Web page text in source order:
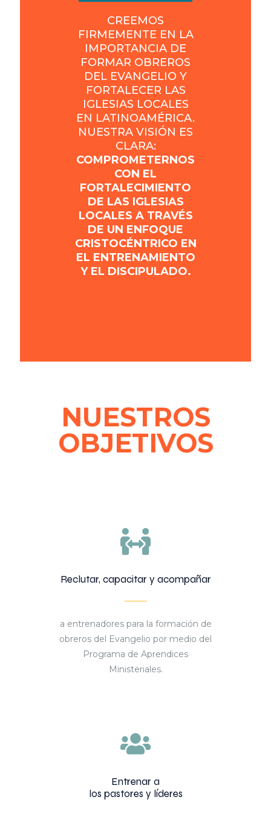
CREEMOS
FIRMEMENTE EN LA
IMPORTANCIA DE
FORMAR OBREROS
DEL EVANGELIO Y
FORTALECER LAS
IGLESIAS LOCALES
EN LATINOAMÉRICA.
NUESTRA VISIÓN ES
CLARA:
COMPROMETERNOS
CON EL
FORTALECIMIENTO
DE LAS IGLESIAS
LOCALES A TRAVÉS
DE UN ENFOQUE
CRISTOCÉNTRICO EN
EL ENTRENAMIENTO
Y EL DISCIPULADO.
NUESTROS
OBJETIVOS
Reclutar, capacitar y acompañar
a entrenadores para la formación de
obreros del Evangelio por medio del
Programa de Aprendices
Ministeriales.
Entrenar a
los pastores y líderes